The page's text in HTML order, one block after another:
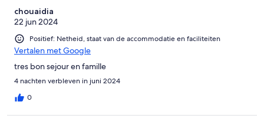
chouaidia
22 jun 2024
Positief: Netheid, staat van de accommodatie en faciliteiten
Vertalen met Google
tres bon sejour en famille
4 nachten verbleven in juni 2024
0